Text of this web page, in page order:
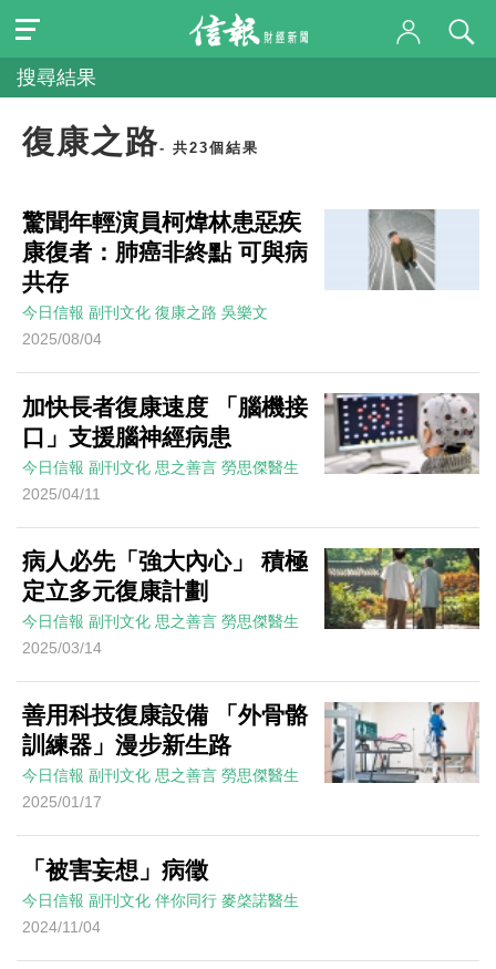
搜尋結果
復康之路- 共23個結果
驚聞年輕演員柯煒林患惡疾
康復者：肺癌非終點 可與病
共存
今日信報 副刊文化 復康之路 吳樂文
2025/08/04
加快長者復康速度 「腦機接
口」支援腦神經病患
今日信報 副刊文化 思之善言 勞思傑醫生
2025/04/11
病人必先「強大內心」 積極
定立多元復康計劃
今日信報 副刊文化 思之善言 勞思傑醫生
2025/03/14
善用科技復康設備 「外骨骼
訓練器」漫步新生路
今日信報 副刊文化 思之善言 勞思傑醫生
2025/01/17
「被害妄想」病徵
今日信報 副刊文化 伴你同行 麥棨諾醫生
2024/11/04